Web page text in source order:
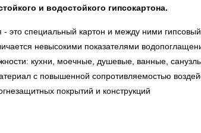
и водостойкого гипсокартона.
это специальный картон и между ними
невысокими показателями
кухни, моечные, душевые, ванные, санузлы
с повышенной сопротивляемостью
покрытий и конструкций